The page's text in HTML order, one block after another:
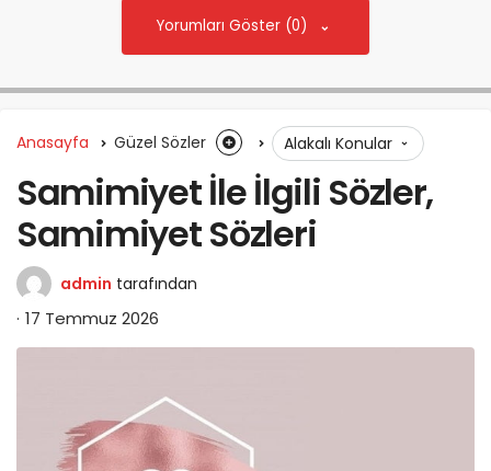
Yorumları Göster (0)
Anasayfa Güzel Sözler Alakalı Konular
Samimiyet İle İlgili Sözler,
Samimiyet Sözleri
admin tarafından
17 Temmuz 2026